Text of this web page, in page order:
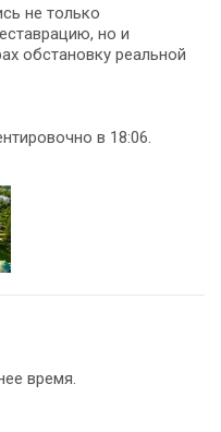
не только
но и
обстановку реальной
в 18:06.
время.